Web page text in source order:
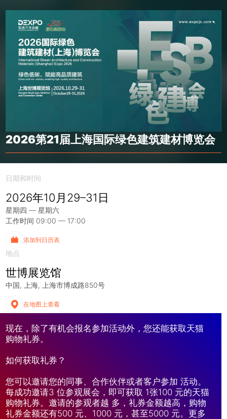
2026第21届上海国际绿色建筑建材博览会
日期和时间
2026年10月29–31日
星期四 — 星期六
工作时间 09:00 — 17:00
添加到日历表
地点
世博展览馆
中国 上海 上海市博成路850号
在地图上查看
现在，除了有机会报名参加活动外，您还能获取天猫
购物礼券。
如何获取礼券？
您可以邀请您的同事、合作伙伴或者客户参加 活动。
每成功邀请3 位参观展会，即可获取 1张100 元的天猫
购物礼券。邀请的参观者越 多，礼券金额越高，购物
礼券金额还有500 元、1000 元，甚至5000 元。更多